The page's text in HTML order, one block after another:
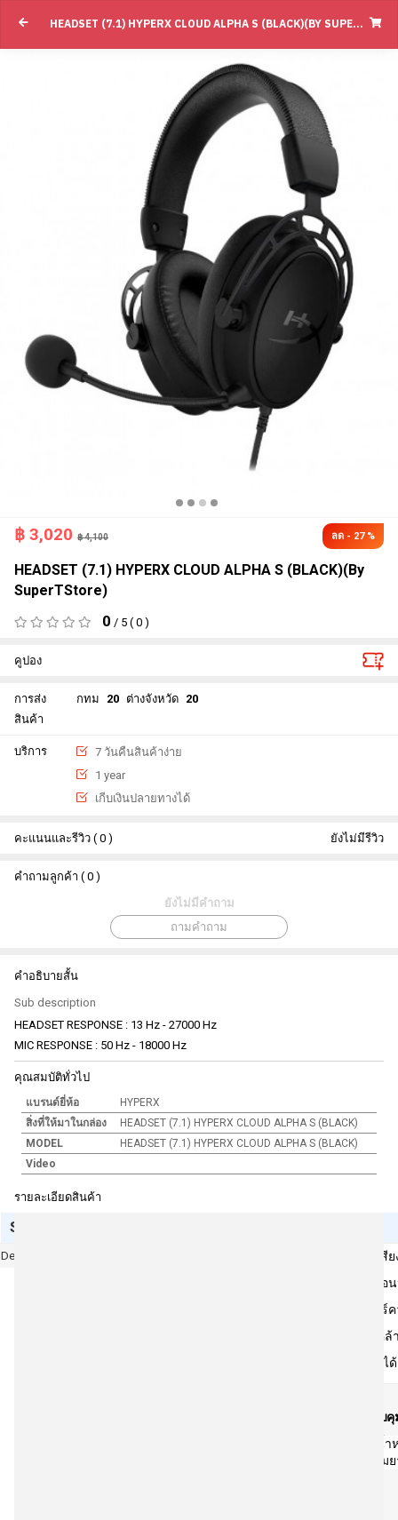
HEADSET (7.1) HYPERX CLOUD ALPHA S (BLACK)(BY SUPERTSTORE)
฿ 3,020 ฿ 4,100 ลด - 27 %
HEADSET (7.1) HYPERX CLOUD ALPHA S (BLACK)(By
SuperTStore)
0 / 5 ( 0 )
คูปอง
การส่ง
สินค้า
กทม 20 ต่างจังหวัด 20
บริการ
7 วันคืนสินค้าง่าย
1 year
เกีบเงินปลายทางได้
คะแนนและรีวิว ( 0 ) ยังไม่มีรีวิว
คำถามลูกค้า ( 0 )
ยังไม่มีคำถาม
ถามคำถาม
คำอธิบายสั้น
Sub description
HEADSET RESPONSE : 13 Hz - 27000 Hz
MIC RESPONSE : 50 Hz - 18000 Hz
คุณสมบัติทั่วไป
แบรนด์ยี่ห้อ
HYPERX
สิ่งที่ให้มาในกล่อง
HEADSET (7.1) HYPERX CLOUD ALPHA S (BLACK)
MODEL
HEADSET (7.1) HYPERX CLOUD ALPHA S (BLACK)
Video
รายละเอียดสินค้า
Specification
Detail
ระบบเสี
แถบเลื่อ
มิกเซอร์
วัสดุบุค
ใช้งานไ
มิกเซอร์ควบ
น้
ความ